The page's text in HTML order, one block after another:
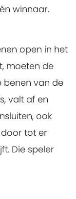
winnaar.
open in het
moeten de
benen van de
valt af en
ook
tot er
Die speler